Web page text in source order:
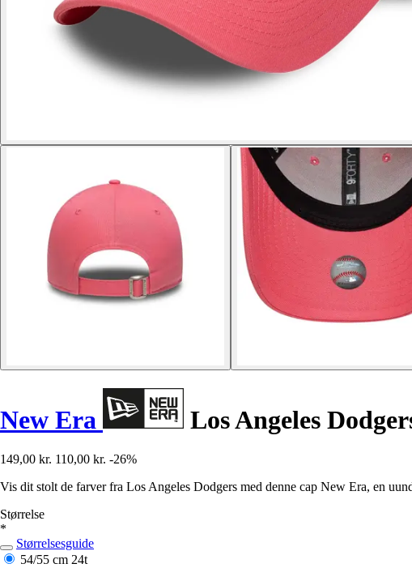
New Era Los Angeles
149,00 kr. 110,00 kr. -26%
Vis dit stolt de farver fra Los Angeles Dodgers med denne cap New Era, en
Størrelse
*
Størrelsesguide
54/55 cm 24t